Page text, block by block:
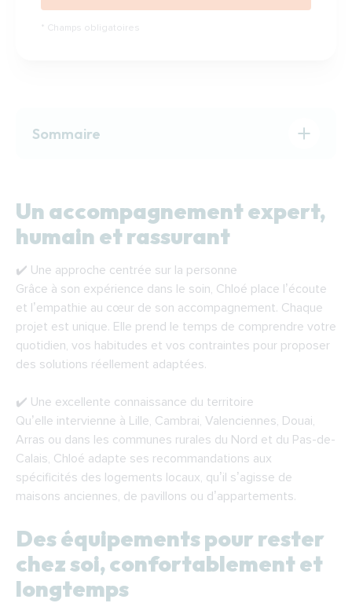
Champs obligatoires
Sommaire
confortablement et longtemps
Votre projet en 6 étapes, sans stress ni pression
📞 Contactez dès aujourd’hui Chloé Duveau pour
adapter votre logement dans le Nord
Faites-vous accompagner à :
Un accompagnement expert,
humain et rassurant
✔️ Une approche centrée sur la personne
Grâce à son expérience dans le soin, Chloé place l’écoute
et l’empathie au cœur de son accompagnement. Chaque
projet est unique. Elle prend le temps de comprendre votre
quotidien, vos habitudes et vos contraintes pour proposer
des solutions réellement adaptées.
✔️ Une excellente connaissance du territoire
Qu’elle intervienne à Lille, Cambrai, Valenciennes, Douai,
Arras ou dans les communes rurales du Nord et du Pas-de-
Calais, Chloé adapte ses recommandations aux
spécificités des logements locaux, qu’il s’agisse de
maisons anciennes, de pavillons ou d’appartements.
Des équipements pour rester
chez soi, confortablement et
longtemps